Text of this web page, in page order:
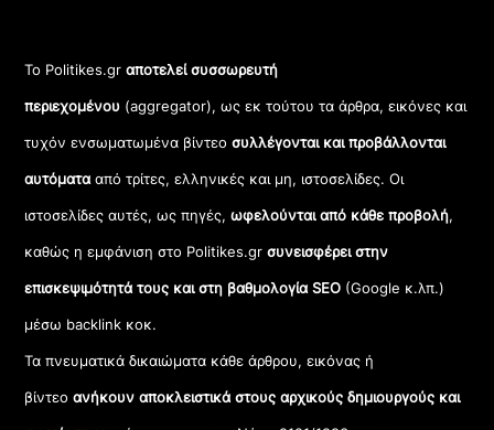
Το Politikes.grαποτελεί συσσωρευτή
περιεχομένου (aggregator), ως εκ τούτου τα άρθρα, εικόνες και
τυχόν ενσωματωμένα βίντεοσυλλέγονται και προβάλλονται
αυτόματααπό τρίτες, ελληνικές και μη, ιστοσελίδες. Οι
ιστοσελίδες αυτές, ως πηγές,ωφελούνται από κάθε προβολή,
καθώς η εμφάνιση στο Politikes.gr συνεισφέρει στην
επισκεψιμότητά τους και στη βαθμολογία SEO (Google κ.λπ.)
μέσω backlink κοκ.
Τα πνευματικά δικαιώματα κάθε άρθρου, εικόνας ή
βίντεοανήκουν αποκλειστικά στους αρχικούς δημιουργούς και